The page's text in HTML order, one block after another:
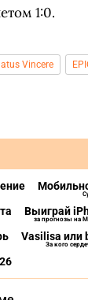
1:0.
Vincere
Выиграй
за прогнозы на
Vasilisa или
За кого